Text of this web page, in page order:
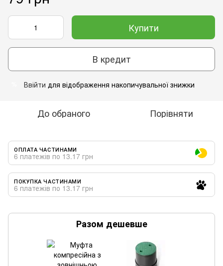
Купити
В кредит
Ввійти для відображення накопичувальної знижки
До обраного Порівняти
ОПЛАТА ЧАСТИНАМИ
6 платежів по 13.17 грн
ПОКУПКА ЧАСТИНАМИ
6 платежів по 13.17 грн
Разом дешевше